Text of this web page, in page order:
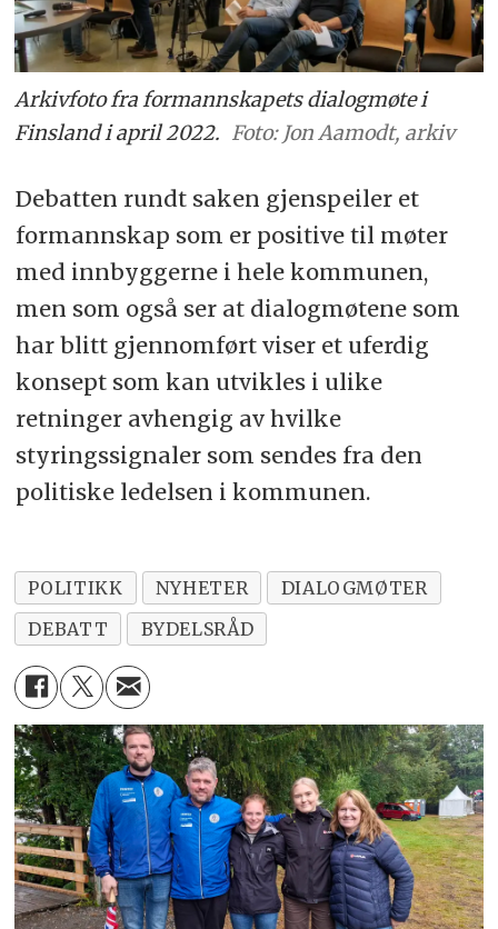
Arkivfoto fra formannskapets dialogmøte i
Finsland i april 2022. Foto: Jon Aamodt, arkiv
Debatten rundt saken gjenspeiler et
formannskap som er positive til møter
med innbyggerne i hele kommunen,
men som også ser at dialogmøtene som
har blitt gjennomført viser et uferdig
konsept som kan utvikles i ulike
retninger avhengig av hvilke
styringssignaler som sendes fra den
politiske ledelsen i kommunen.
POLITIKK NYHETER
DIALOGMØTER
DEBATT
BYDELSRÅD